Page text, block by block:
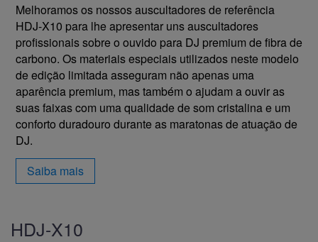
Melhoramos os nossos auscultadores de referência
HDJ-X10 para lhe apresentar uns auscultadores
profissionais sobre o ouvido para DJ premium de fibra de
carbono. Os materiais especiais utilizados neste modelo
de edição limitada asseguram não apenas uma
aparência premium, mas também o ajudam a ouvir as
suas faixas com uma qualidade de som cristalina e um
conforto duradouro durante as maratonas de atuação de
DJ.
Saiba mais
HDJ-X10